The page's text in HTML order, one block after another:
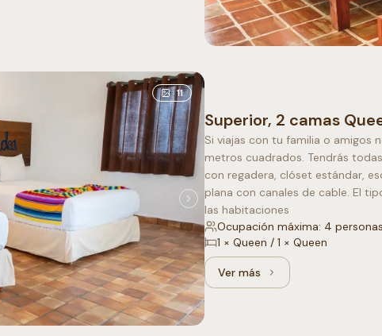
11
Superior, 2 camas
Si viajas con tu familia o amigos
metros cuadrados. Tendrás
con regadera, clóset estándar,
plana con canales de cable. El
las habitaciones
Ocupación máxima: 4
1 × Queen / 1 × Queen
Ver másVer más: Superior, 2